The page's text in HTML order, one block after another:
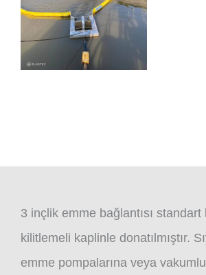
3 inçlik emme bağlantısı standart
kilitlemeli kaplinle donatılmıştır.
emme pompalarına veya